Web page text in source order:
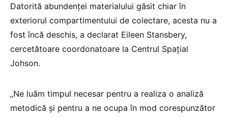
Datorită abundenţei materialului găsit chiar în
exteriorul compartimentului de colectare, acesta nu a
fost încă deschis, a declarat Eileen Stansbery,
cercetătoare coordonatoare la Centrul Spaţial
Johson.
„Ne luăm timpul necesar pentru a realiza o analiză
metodică şi pentru a ne ocupa în mod corespunzător